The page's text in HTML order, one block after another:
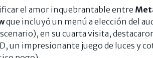
el amor inquebrantable entre
que incluyó un menú a elección del
en su cuarta visita,
un impresionante juego de luces y